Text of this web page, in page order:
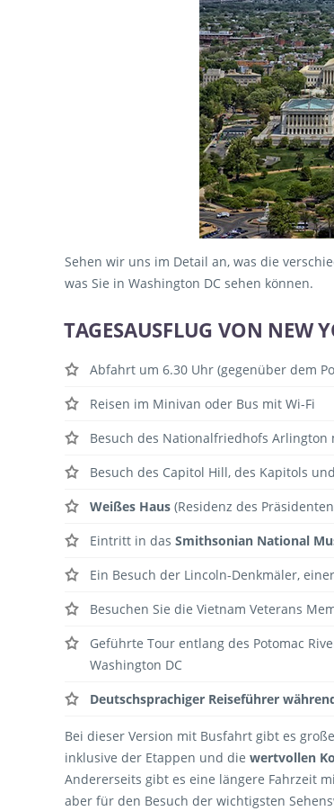
Sehen wir uns im Detail an, was die
was Sie in Washington DC sehen können.
TAGESAUSFLUG VON NEW
Abfahrt um 6.30 Uhr (gegenüber dem
Reisen im Minivan oder Bus mit Wi-Fi
Besuch des Nationalfriedhofs Arlington
Besuch des Capitol Hill, des Kapitols
Weißes Haus (Residenz des
Eintritt in das Smithsonian National
Ein Besuch der Lincoln-Denkmäler,
Besuchen Sie die Vietnam Veterans
Geführte Tour entlang des Potomac
Washington DC
Deutschsprachiger Reiseführer
Bei dieser Version mit Busfahrt gibt es
inklusive der Etappen und die wertvollen
Andererseits gibt es eine längere Fahrzeit
aber für den Besuch der wichtigsten